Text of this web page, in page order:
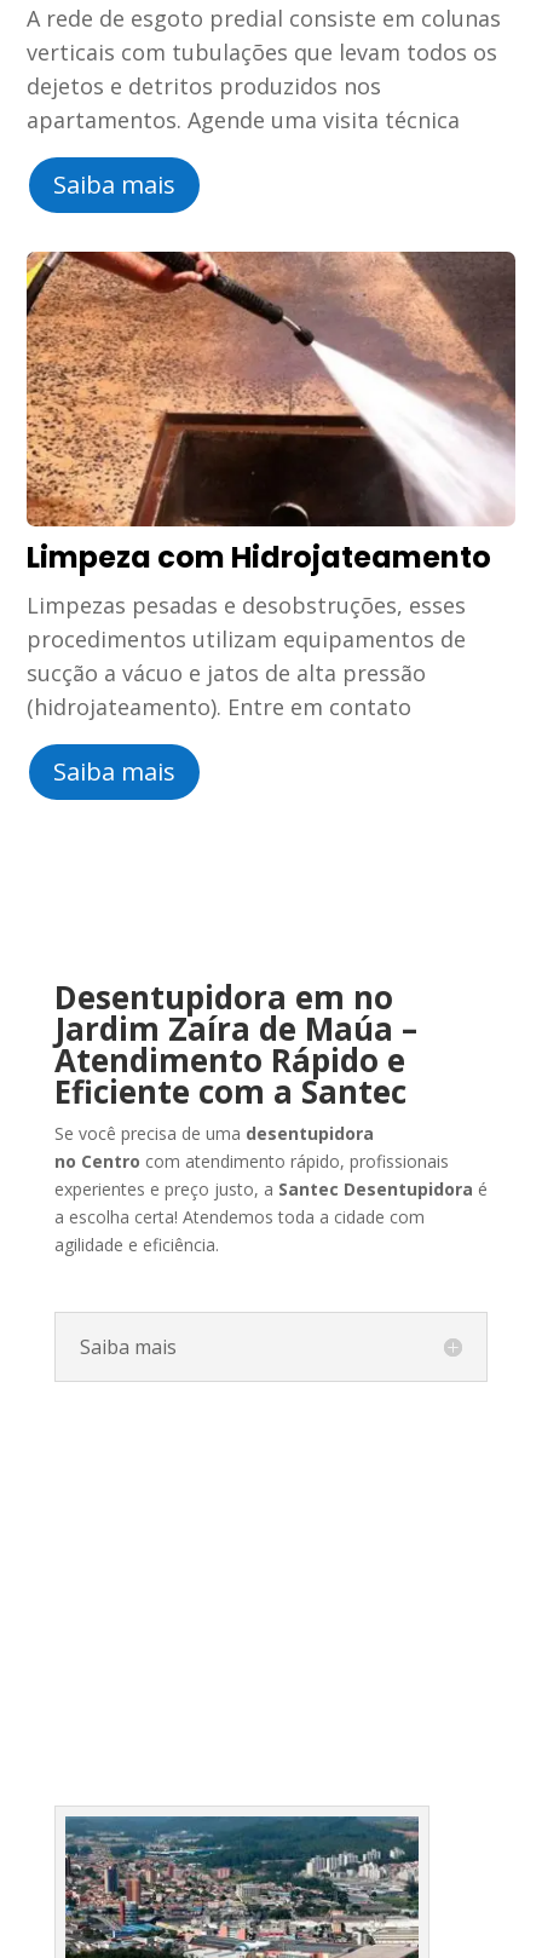
A rede de esgoto predial consiste em colunas
verticais com tubulações que levam todos os
dejetos e detritos produzidos nos
apartamentos. Agende uma visita técnica
Saiba mais
Limpeza com Hidrojateamento
Limpezas pesadas e desobstruções, esses
procedimentos utilizam equipamentos de
sucção a vácuo e jatos de alta pressão
(hidrojateamento). Entre em contato
Saiba mais
Desentupidora em no
Jardim Zaíra de Maúa –
Atendimento Rápido e
Eficiente com a Santec
Se você precisa de uma desentupidora
no Centro com atendimento rápido, profissionais
experientes e preço justo, a Santec Desentupidora é
a escolha certa! Atendemostoda a cidade com
agilidade e eficiência.
Saiba mais